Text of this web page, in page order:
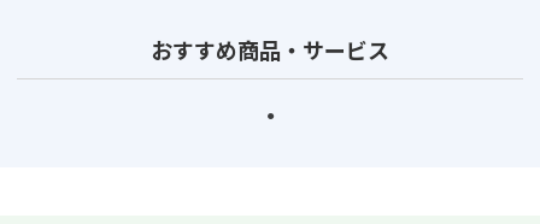
おすすめ商品・サービス